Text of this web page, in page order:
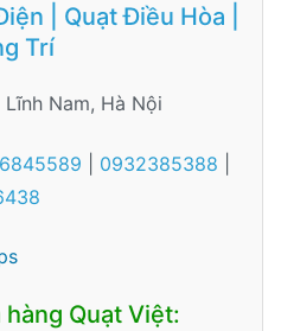
| Quạt Điều Hòa |
Trí
Nam, Hà Nội
0932385388
Quạt Việt: